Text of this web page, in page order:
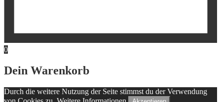
0
Dein Warenkorb
Durch die weitere Nutzung der Seite stimmst du der Verwendung